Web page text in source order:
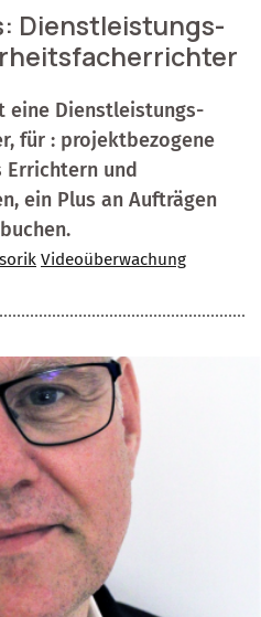
Dienstleistungs-
eine Dienstleistungs-
für : projektbezogene
Errichtern und
ein Plus an Aufträgen
Videoüberwachung